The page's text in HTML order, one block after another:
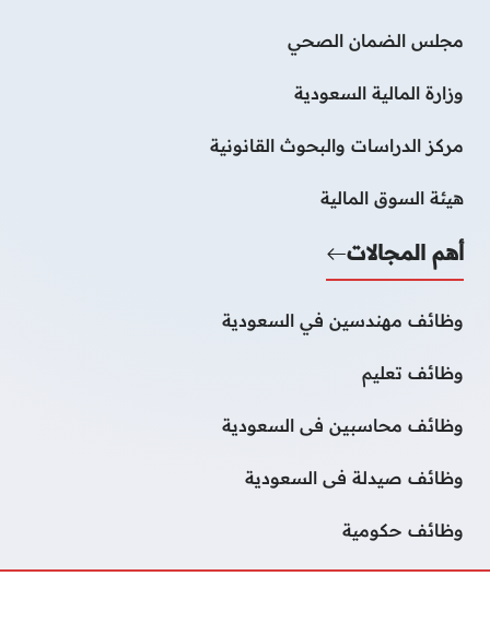
مجلس الضمان الصحي
وزارة المالية السعودية
مركز الدراسات والبحوث القانونية
هيئة السوق المالية
أهم المجالات
وظائف مهندسين في السعودية
وظائف تعليم
وظائف محاسبين فى السعودية
وظائف صيدلة فى السعودية
وظائف حكومية